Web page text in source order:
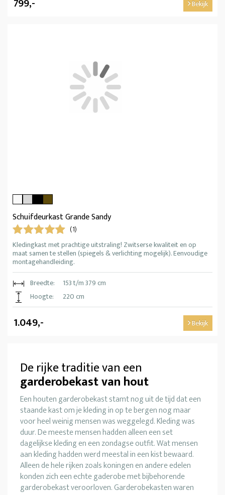
Bekijk
Schuifdeurkast Grande Sandy
(1)
Kledingkast met prachtige uitstraling! Zwitserse kwaliteit en op
maat samen te stellen (spiegels & verlichting mogelijk). Eenvoudige
montagehandleiding.
Breedte:
153 t/m 379 cm
Hoogte:
220 cm
1.049,- Bekijk
De rijke traditie van een
garderobekast van hout
Een houten garderobekast stamt nog uit de tijd dat een
staande kast om je kleding in op te bergen nog maar
voor heel weinig mensen was weggelegd. Kleding was
duur. De meeste mensen hadden alleen een set
dagelijkse kleding en een zondagse outfit. Wat mensen
aan kleding hadden werd meestal in een kist bewaard.
Alleen de hele rijken zoals koningen en andere edelen
konden zich een echte gaderobe met bijbehorende
garderobekast veroorloven. Garderobekasten waren